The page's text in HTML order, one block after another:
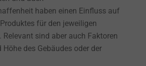
haben einen Einfluss auf
für den jeweiligen
sind aber auch Faktoren
des Gebäudes oder der